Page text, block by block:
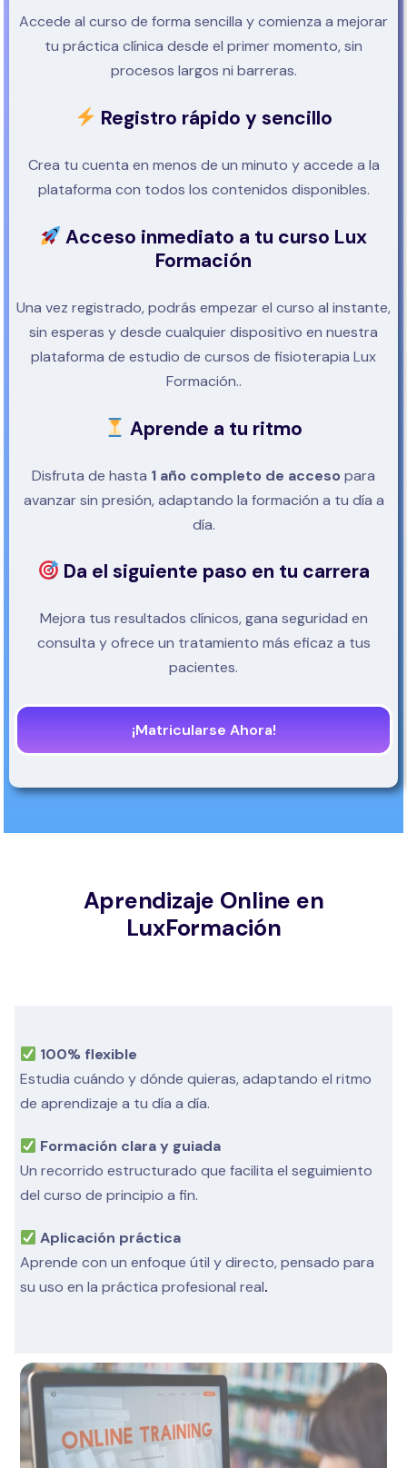
Accede al curso de forma sencilla y comienza a mejorar
tu práctica clínica desde el primer momento, sin
procesos largos ni barreras.
Registro rápido y sencillo
Crea tu cuenta en menos de un minuto y accede a la
plataforma con todos los contenidos disponibles.
Acceso inmediato a tu curso Lux
Formación
Una vez registrado, podrás empezar el curso al instante,
sin esperas y desde cualquier dispositivo en nuestra
plataforma de estudio de cursos de fisioterapia Lux
Formación..
Aprende a tu ritmo
Disfruta de hasta 1 año completo de acceso para
avanzar sin presión, adaptando la formación a tu día a
día.
Da el siguiente paso en tu carrera
Mejora tus resultados clínicos, gana seguridad en
consulta y ofrece un tratamiento más eficaz a tus
pacientes.
¡Matricularse Ahora!
Aprendizaje Online en
LuxFormación
100% flexible
Estudia cuándo y dónde quieras, adaptando el ritmo
de aprendizaje a tu día a día.
Formación clara y guiada
Un recorrido estructurado que facilita el seguimiento
del curso de principio a fin.
Aplicación práctica
Aprende con un enfoque útil y directo, pensado para
su uso en la práctica profesional real.